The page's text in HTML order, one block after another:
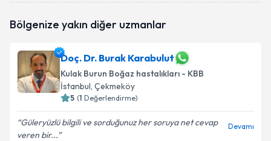
Bölgenize yakın diğer uzmanlar
Doç. Dr. Burak Karabulut
Kulak Burun Boğaz hastalıkları - KBB
İstanbul, Çekmeköy
5 (1 Değerlendirme)
Güleryüzlü bilgili ve sorduğunuz her soruya net cevap
veren bir...
Devamı